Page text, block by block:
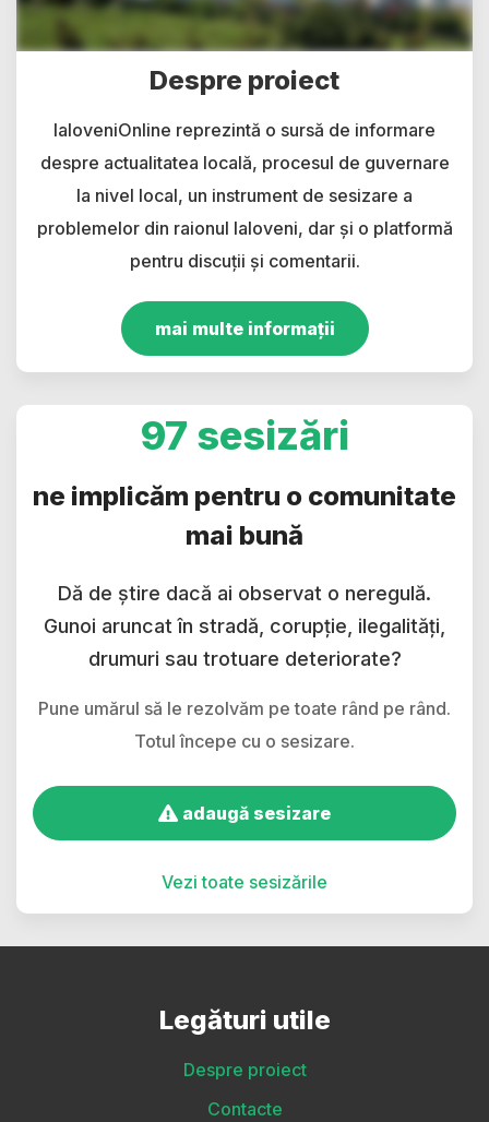
Despre proiect
IaloveniOnline reprezintă o sursă de informare
despre actualitatea locală, procesul de guvernare
la nivel local, un instrument de sesizare a
problemelor din raionul Ialoveni, dar și o platformă
pentru discuții și comentarii.
mai multe informații
97 sesizări
ne implicăm pentru o comunitate
mai bună
Dă de știre dacă ai observat o neregulă.
Gunoi aruncat în stradă, corupție, ilegalități,
drumuri sau trotuare deteriorate?
Pune umărul să le rezolvăm pe toate rând pe rând.
Totul începe cu o sesizare.
adaugă sesizare
Vezi toate sesizările
Legături utile
Despre proiect
Contacte